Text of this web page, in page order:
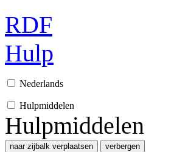
RDF
Hulp
Nederlands
Hulpmiddelen
Hulpmiddelen
naar zijbalk verplaatsen verbergen